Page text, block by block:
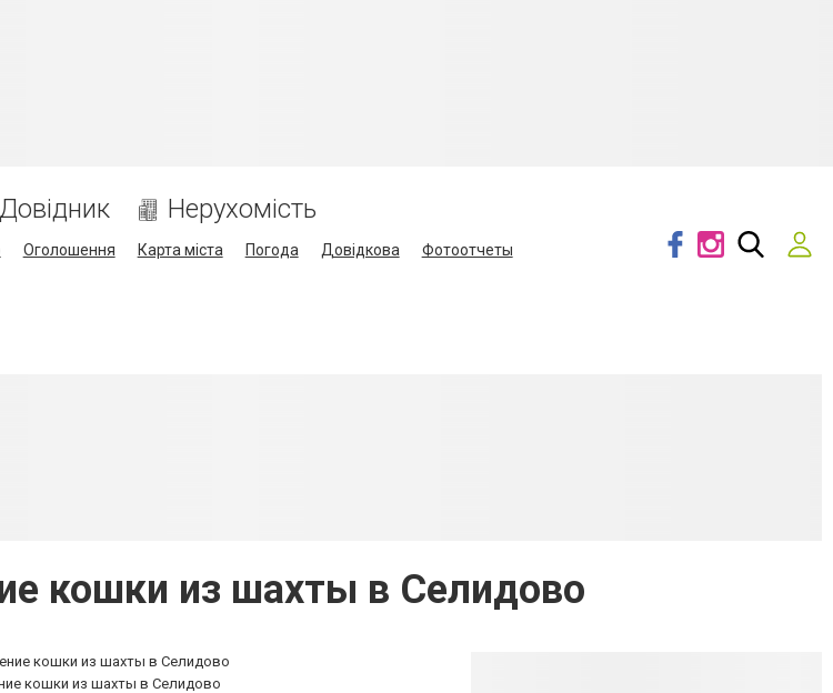
Довідник Нерухомість
Оголошення Карта міста Погода Довідкова
Фотоотчеты
кошки из шахты в Селидово
кошки из шахты в Селидово